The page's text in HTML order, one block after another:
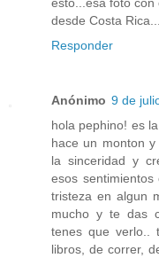
desde Costa Rica...
Responder
Anónimo 9 de
hola pephino! es
hace un monton
la sinceridad y
esos
tristeza en algun
mucho y te das
tenes que verlo..
libros, de correr,